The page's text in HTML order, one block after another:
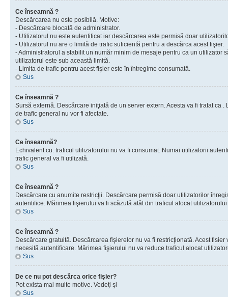
Ce înseamnă ?
Descărcarea nu este posibilă. Motive:
- Descărcare blocată de administrator.
- Utilizatorul nu este autentificat iar descărcarea este permisă doar
- Utilizatorul nu are o limită de trafic suficientă pentru a descărca acest fişier.
- Administratorul a stabilit un număr minim de mesaje pentru ca un utilizator
utilizatorul este sub această limită.
- Limita de trafic pentru acest fişier este în întregime consumată.
Sus
Ce înseamnă ?
Sursă externă. Descărcare iniţiată de un server extern. Acesta va fi tratat ca
de trafic general nu vor fi afectate.
Sus
Ce înseamnă?
Echivalent cu: traficul utilizatorului nu va fi consumat. Numai utilizatorii
trafic general va fi utilizată.
Sus
Ce înseamnă ?
Descărcare cu anumite restricţii. Descărcare permisă doar utilizatorilor
autentifice. Mărimea fişierului va fi scăzută atât din traficul alocat
Sus
Ce înseamnă ?
Descărcare gratuită. Descărcarea fişierelor nu va fi restricţionată. Acest
necesită autentificare. Mărimea fişierului nu va reduce traficul alocat
Sus
De ce nu pot descărca orice fişier?
Pot exista mai multe motive. Vedeţi şi
Sus